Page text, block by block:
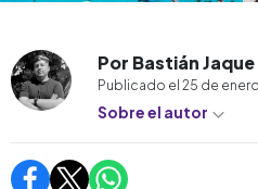
Por Bastián Jaque
Publicado el 25 de
Sobre el autor